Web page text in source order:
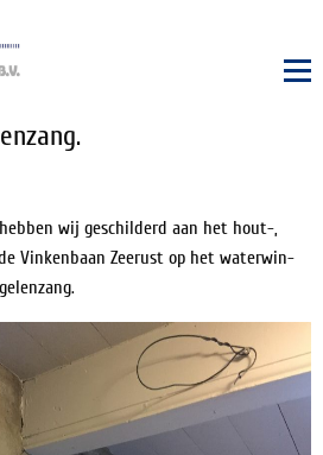
wij geschilderd aan het hout-,
Vinkenbaan Zeerust op het waterwin-